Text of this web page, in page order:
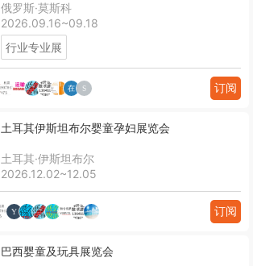
俄罗斯·莫斯科
2026.09.16~09.18
行业专业展
订阅
土耳其伊斯坦布尔婴童孕妇展览会
土耳其·伊斯坦布尔
2026.12.02~12.05
订阅
巴西婴童及玩具展览会